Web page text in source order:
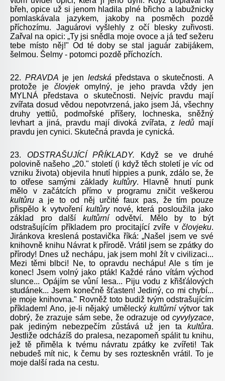
břeh, opice už si jenom hladila plné břicho a labužnicky
pomlaskávala jazykem, jakoby na posměch pozdě
příchozímu. Jaguárovi vyšlehly z očí blesky zuřivosti.
Zařval na opici: „Ty jsi snědla moje ovoce a já teď sežeru
tebe místo něj!" Od té doby se stal jaguár zabijákem,
šelmou. Šelmy - potomci pozdě příchozích.
22. PRAVDA je jen ledská představa o skutečnosti. A
protože je človjekomylný, je jeho pravda vždy jen
MYLNÁ představa o skutečnosti. Nejvíc pravdu mají
zvířata dosud vědou nepotvrzená, jako jsem Já, všechny
druhy yettiů, podmořské příšery, lochneska, sněžný
levhart a jiná, pravdu mají divoká zvířata, z ledů mají
pravdu jen cynici. Skutečná pravda je cynická.
23. ODSTRAŠUJÍCÍ PŘÍKLADY.
Když se ve druhé
polovině našeho „20." století (i když těch století je víc od
vzniku života) objevila hnutí hippies a punk, zdálo se, že
to otřese samými základy kultůry. Hlavně hnutí punk
mělo v začátcích přímo v programu zničit veškerou
kultůrua je to od něj určité faux pas, že tím pouze
přispělo k vytvořeníkultůry nové, která posloužila jako
základ pro další kultůrní odvětví. Mělo by to být
odstrašujícím příkladem pro procitající zvíře v človjeku.
Jiránkova kreslená postavička říká: „Našel jsem ve své
knihovně knihu Návrat k přírodě. Vrátil jsem se zpátky do
přírody! Dnes už nechápu, jak jsem mohl žít v civilizaci...
Mezi těmi blbci! Ne, to opravdu nechápu! Ale s tím je
konec! Jsem volný jako pták! Každé ráno vítám východ
slunce... Opájím se vůní lesa... Piju vodu z křišťálových
studánek... Jsem konečně šťasten! Jediný, co mi chybí...
je moje knihovna." Rovněž toto budiž tvým odstrašujícím
příkladem! Ano, je-li nějaký umělecký kultůrní výtvor tak
dobrý, že zrazuje sám sebe, že odrazuje od cyvylyzace,
pak jediným nebezpečím zůstává už jen ta kultůra.
Jestliže odcházíš do pralesa, nezapomeň spálit tu knihu,
jež tě přiměla k tvému návratu zpátky ke zvířeti! Tak
nebudeš mít nic, k čemu by ses rozteskněn vrátil. To je
moje další rada na cestu.